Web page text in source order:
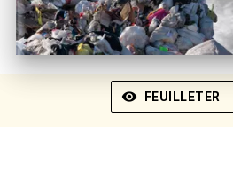
visibility FEUILLETER